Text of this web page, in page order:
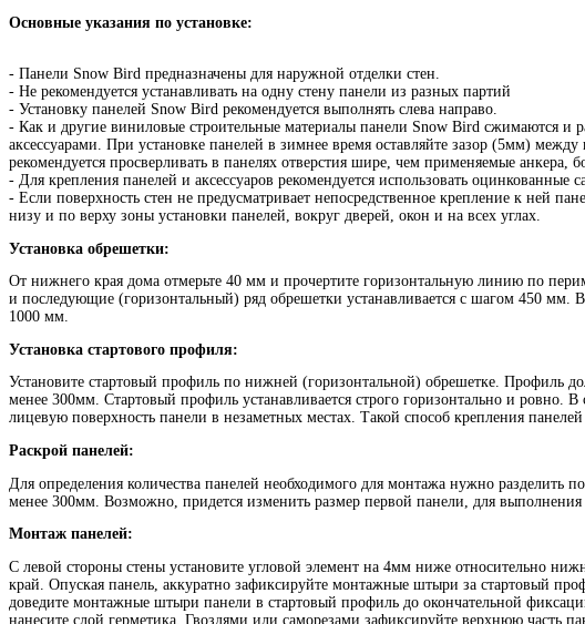
Основные указания по установке:
- Панели Snow Bird предназначены для наружной отделки стен.
- Не рекомендуется устанавливать на одну стену панели из разных партий
- Установку панелей Snow Bird рекомендуется выполнять слева направо.
- Как и другие виниловые строительные материалы панели Snow Bird сжимаются
аксессуарами. При установке панелей в зимнее время оставляйте зазор (5мм)
рекомендуется просверливать в панелях отверстия шире, чем применяемые анкера,
- Для крепления панелей и аксессуаров рекомендуется использовать
- Если поверхность стен не предусматривает непосредственное крепление к ней
низу и по верху зоны установки панелей, вокруг дверей, окон и на всех углах.
Установка обрешетки:
От нижнего края дома отмерьте 40 мм и прочертите горизонтальную линию по
и последующие (горизонтальный) ряд обрешетки устанавливается с шагом 450
1000 мм.
Установка стартового профиля:
Установите стартовый профиль по нижней (горизонтальной) обрешетке. Профиль
менее 300мм. Стартовый профиль устанавливается строго горизонтально и ровно.
лицевую поверхность панели в незаметных местах. Такой способ крепления панелей
Раскрой панелей:
Для определения количества панелей необходимого для монтажа нужно
менее 300мм. Возможно, придется изменить размер первой панели, для
Монтаж панелей:
С левой стороны стены установите угловой элемент на 4мм ниже относительно
край. Опуская панель, аккуратно зафиксируйте монтажные штыри за стартовый
доведите монтажные штыри панели в стартовый профиль до окончательной
нанесите слой герметика. Гвоздями или саморезами зафиксируйте верхнюю часть